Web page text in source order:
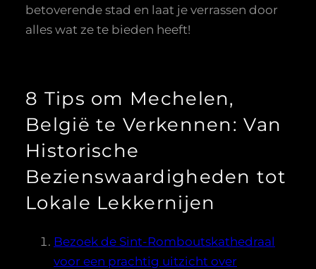
betoverende stad en laat je verrassen door
alles wat ze te bieden heeft!
8 Tips om Mechelen,
België te Verkennen: Van
Historische
Bezienswaardigheden tot
Lokale Lekkernijen
Bezoek de Sint-Romboutskathedraal
voor een prachtig uitzicht over